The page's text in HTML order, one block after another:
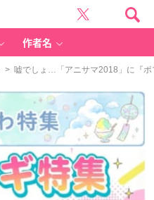
作者名
> 嘘でしょ…「アニサマ2018」に『ポ